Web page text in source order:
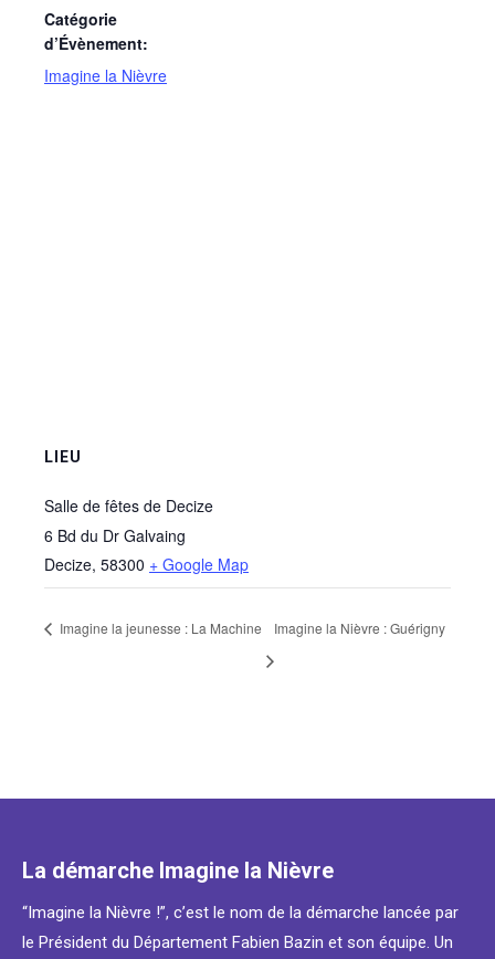
Catégorie
d’Évènement:
Imagine la Nièvre
LIEU
Salle de fêtes de Decize
6 Bd du Dr Galvaing
Decize, 58300 + Google Map
Imagine la jeunesse : La Machine Imagine la Nièvre : Guérigny
La démarche Imagine la Nièvre
“Imagine la Nièvre !”, c’est le nom de la démarche lancée par
le Président du Département Fabien Bazin et son équipe. Un